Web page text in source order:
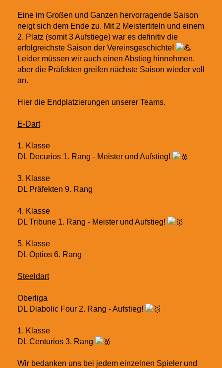
Eine im Großen und Ganzen hervorragende Saison
neigt sich dem Ende zu. Mit 2 Meistertiteln und einem
2. Platz (somit 3 Aufstiege) war es definitiv die
erfolgreichste Saison der Vereinsgeschichte!
Leider müssen wir auch einen Abstieg hinnehmen,
aber die Präfekten greifen nächste Saison wieder voll
an.
Hier die Endplatzierungen unserer Teams.
E-Dart
1. Klasse
DL Decurios 1. Rang - Meister und Aufstieg!
3. Klasse
DL Präfekten 9. Rang
4. Klasse
DL Tribune 1. Rang - Meister und Aufstieg!
5. Klasse
DL Optios 6. Rang
Steeldart
Oberliga
DL Diabolic Four 2. Rang - Aufstieg!
1. Klasse
DL Centurios 3. Rang
Wir bedanken uns bei jedem einzelnen Spieler und